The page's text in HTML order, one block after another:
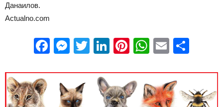
Данаилов.
Actualno.com
Facebook
Messenger
Twitter
LinkedIn
Pinterest
WhatsApp
Email